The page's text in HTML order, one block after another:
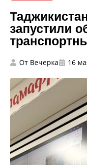
запустили
От Вечерка 16